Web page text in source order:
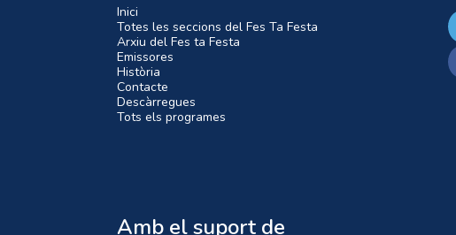
Inici
Totes les seccions del Fes Ta Festa
Arxiu del Fes ta Festa
Emissores
Història
Contacte
Descàrregues
Tots els programes
Amb el suport de